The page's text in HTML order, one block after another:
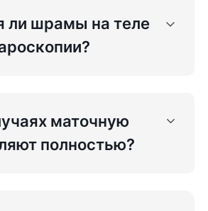
ли шрамы на теле
маточную
полностью?